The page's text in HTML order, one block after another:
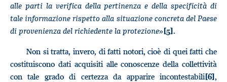
alle parti la verifica della pertinenza e della specificità di
tale informazione rispetto alla situazione concreta del Paese
di provenienza del richiedente la protezione»[5].
Non si tratta, invero, di fatti notori, cioè di quei fatti che
costituiscono dati acquisiti alle conoscenze della collettività
con tale grado di certezza da apparire incontestabili[6],